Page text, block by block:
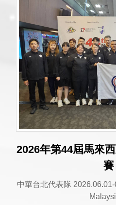
2026年第44屆馬來
賽
中華台北代表隊